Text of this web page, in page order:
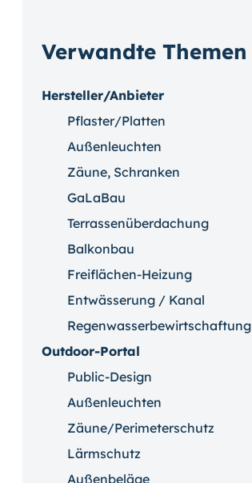
Verwandte Themen
Hersteller/Anbieter
Pflaster/Platten
Außenleuchten
Zäune, Schranken
GaLaBau
Terrassenüberdachung
Balkonbau
Freiflächen-Heizung
Entwässerung / Kanal
Regenwasserbewirtschaftung
Outdoor-Portal
Public-Design
Außenleuchten
Zäune/Perimeterschutz
Lärmschutz
Außenbeläge